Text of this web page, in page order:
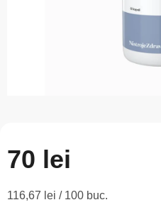
70 lei
Evaluare
116,67 lei / 100 buc.